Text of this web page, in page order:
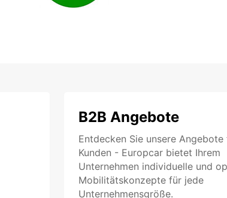
B2B Angebote
Entdecken Sie unsere Angebote
Kunden - Europcar bietet Ihrem
Unternehmen individuelle und
Mobilitätskonzepte für jede
Unternehmensgröße.